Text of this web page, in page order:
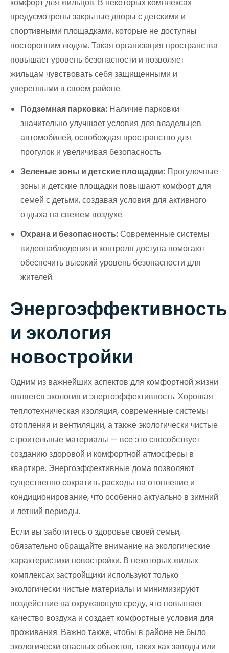
предусмотрены закрытые дворы с детскими и
спортивными площадками, которые не доступны
посторонним людям. Такая организация пространства
повышает уровень безопасности и позволяет
жильцам чувствовать себя защищенными и
уверенными в своем районе.
Подземная парковка: Наличие парковки
значительно улучшает условия для владельцев
автомобилей, освобождая пространство для
прогулок и увеличивая безопасность.
Зеленые зоны и детские площадки: Прогулочные
зоны и детские площадки повышают комфорт для
семей с детьми, создавая условия для активного
отдыха на свежем воздухе.
Охрана и безопасность:Современные системы
видеонаблюдения и контроля доступа помогают
обеспечить высокий уровень безопасности для
жителей.
Энергоэффективность
и экология
новостройки
Одним из важнейших аспектов для комфортной жизни
является экология и энергоэффективность. Хорошая
теплотехническая изоляция, современные системы
отопления и вентиляции, а также экологически чистые
строительные материалы — все это способствует
созданию здоровой и комфортной атмосферы в
квартире. Энергоэффективные дома позволяют
существенно сократить расходы на отопление и
кондиционирование, что особенно актуально в зимний
и летний периоды.
Если вы заботитесь о здоровье своей семьи,
обязательно обращайте внимание на экологические
характеристики новостройки. В некоторых жилых
комплексах застройщики используют только
экологически чистые материалы и минимизируют
воздействие на окружающую среду, что повышает
качество воздуха и создает комфортные условия для
проживания. Важно также, чтобы в районе не было
экологически опасных объектов, таких как заводы или